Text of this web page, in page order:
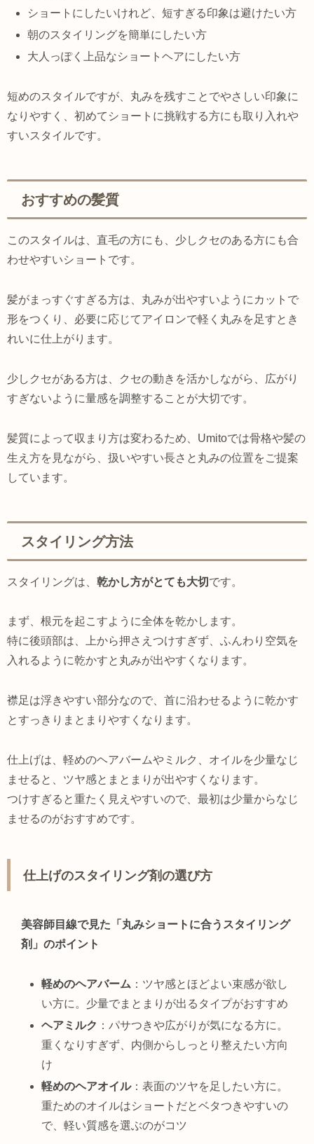
ショートにしたいけれど、短すぎる印象は避けたい方
朝のスタイリングを簡単にしたい方
大人っぽく上品なショートヘアにしたい方
短めのスタイルですが、丸みを残すことでやさしい印象に
なりやすく、初めてショートに挑戦する方にも取り入れや
すいスタイルです。
おすすめの髪質
このスタイルは、直毛の方にも、少しクセのある方にも合
わせやすいショートです。
髪がまっすぐすぎる方は、丸みが出やすいようにカットで
形をつくり、必要に応じてアイロンで軽く丸みを足すとき
れいに仕上がります。
少しクセがある方は、クセの動きを活かしながら、広がり
すぎないように量感を調整することが大切です。
髪質によって収まり方は変わるため、Umitoでは骨格や髪の
生え方を見ながら、扱いやすい長さと丸みの位置をご提案
しています。
スタイリング方法
スタイリングは、 乾かし方がとても大切 です。
まず、根元を起こすように全体を乾かします。
特に後頭部は、上から押さえつけすぎず、ふんわり空気を
入れるように乾かすと丸みが出やすくなります。
襟足は浮きやすい部分なので、首に沿わせるように乾かす
とすっきりまとまりやすくなります。
仕上げは、軽めのヘアバームやミルク、オイルを少量なじ
ませると、ツヤ感とまとまりが出やすくなります。
つけすぎると重たく見えやすいので、最初は少量からなじ
ませるのがおすすめです。
仕上げのスタイリング剤の選び方
美容師目線で見た「丸みショートに合うスタイリング
剤」のポイント
軽めのヘアバーム ：ツヤ感とほどよい束感が欲し
い方に。少量でまとまりが出るタイプがおすすめ
ヘアミルク ：パサつきや広がりが気になる方に。
重くなりすぎず、内側からしっとり整えたい方向
け
軽めのヘアオイル：表面のツヤを足したい方に。
重ためのオイルはショートだとベタつきやすいの
で、軽い質感を選ぶのがコツ